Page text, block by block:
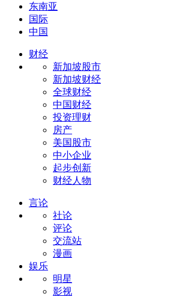
东南亚
国际
中国
财经
新加坡股市
新加坡财经
全球财经
中国财经
投资理财
房产
美国股市
中小企业
起步创新
财经人物
言论
社论
评论
交流站
漫画
娱乐
明星
影视